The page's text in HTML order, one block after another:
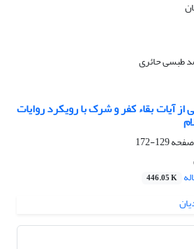
طبسی حائری
آیات بقاء کفر و شرک با رویکرد روایات
129-172
446.05 K